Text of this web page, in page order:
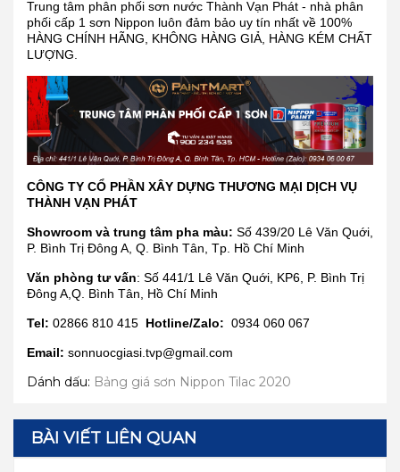
Trung tâm phân phối sơn nước Thành Vạn Phát - nhà phân
phối cấp 1 sơn Nippon luôn đảm bảo uy tín nhất về 100%
HÀNG CHÍNH HÃNG, KHÔNG HÀNG GIẢ, HÀNG KÉM CHẤT
LƯỢNG.
CÔNG TY CỔ PHẦN XÂY DỰNG THƯƠNG MẠI DỊCH VỤ
THÀNH VẠN PHÁT
Showroom và trung tâm pha màu: Số 439/20 Lê Văn Quới,
P. Bình Trị Đông A, Q. Bình Tân, Tp. Hồ Chí Minh
Văn phòng tư vấn: Số 441/1 Lê Văn Quới, KP6, P. Bình Trị
Đông A,Q. Bình Tân, Hồ Chí Minh
Tel: 02866 810 415 Hotline/Zalo: 0934 060 067
Email: sonnuocgiasi.tvp@gmail.com
Dánh dấu: Bảng giá sơn Nippon Tilac 2020
BÀI VIẾT LIÊN QUAN